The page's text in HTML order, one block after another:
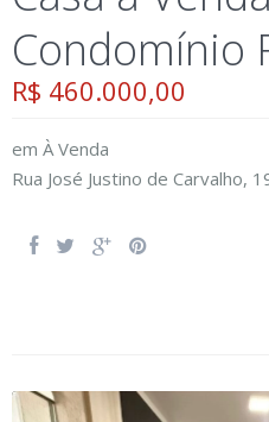
Condomínio
R$ 460.000,00
em À Venda
Rua José Justino de Carvalho,